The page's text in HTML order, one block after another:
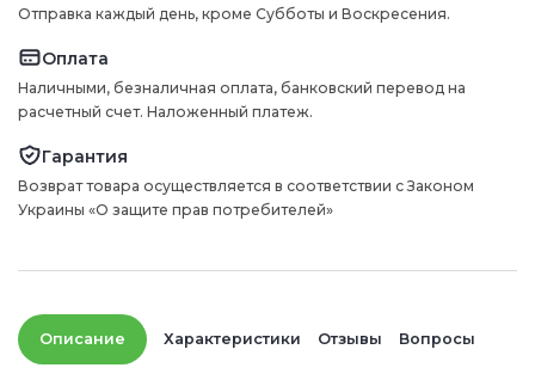
Отправка каждый день, кроме Субботы и Воскресения.
Оплата
Наличными, безналичная оплата, банковский перевод на
расчетный счет. Наложенный платеж.
Гарантия
Возврат товара осуществляется в соответствии с Законом
Украины «О защите прав потребителей»
Описание Характеристики Отзывы Вопросы